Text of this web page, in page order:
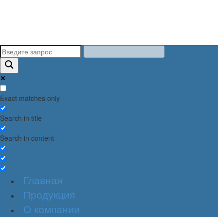
Exact matches only
Search in title
Search in content
Главная
Продукция
О компании